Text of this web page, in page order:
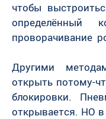
чтобы
проворачивание
Другими
открыть потому-
блокировки.
открывается. НО